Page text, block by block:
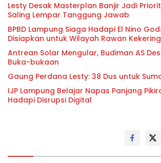
Lesty Desak Masterplan Banjir Jadi
Saling Lempar Tanggung Jawab
BPBD Lampung Siaga Hadapi El Nino
Disiapkan untuk Wilayah Rawan
Antrean Solar Mengular, Budiman AS
Buka-bukaan
Gaung Perdana Lesty: 38 Dus untuk
IJP Lampung Belajar Napas Panjang
Hadapi Disrupsi Digital